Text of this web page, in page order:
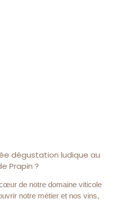
dégustation ludique au
Prapin ?
de notre domaine viticole
notre métier et nos vins,